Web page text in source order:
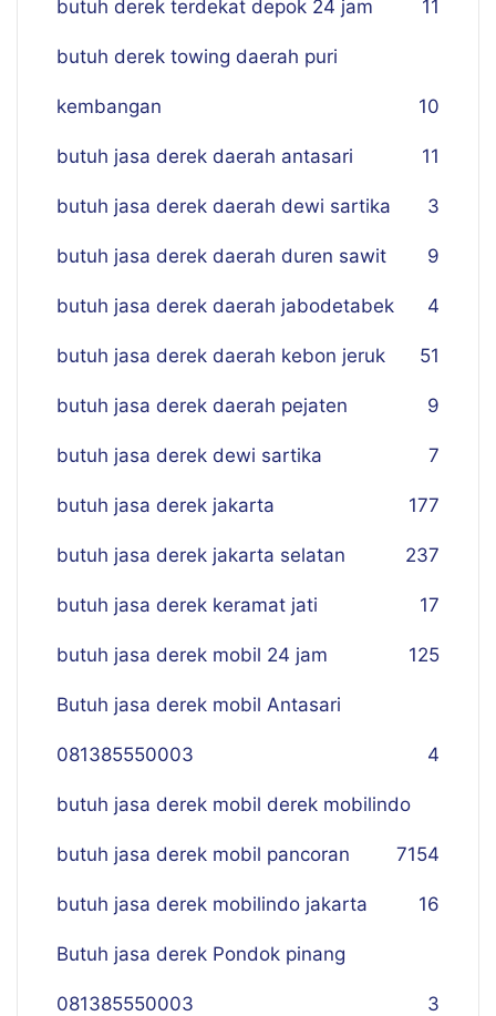
butuh derek terdekat depok 24 jam 11
butuh derek towing daerah puri
kembangan 10
butuh jasa derek daerah antasari 11
butuh jasa derek daerah dewi sartika 3
butuh jasa derek daerah duren sawit 9
butuh jasa derek daerah jabodetabek 4
butuh jasa derek daerah kebon jeruk 51
butuh jasa derek daerah pejaten 9
butuh jasa derek dewi sartika 7
butuh jasa derek jakarta 177
butuh jasa derek jakarta selatan 237
butuh jasa derek keramat jati 17
butuh jasa derek mobil 24 jam 125
Butuh jasa derek mobil Antasari
081385550003 4
butuh jasa derek mobil derek mobilindo
154
butuh jasa derek mobil pancoran 7
butuh jasa derek mobilindo jakarta 16
Butuh jasa derek Pondok pinang
081385550003 3